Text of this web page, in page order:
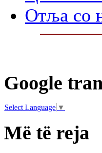
Отља со
Google
Select Language ▼
Më të reja